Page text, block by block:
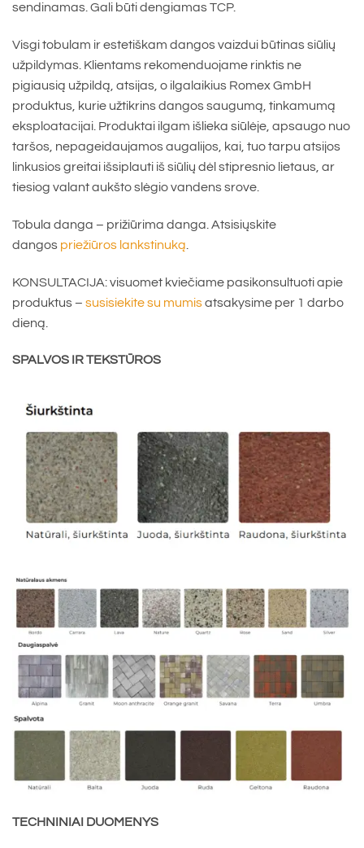
sendinamas. Gali būti dengiamas TCP.
Visgi tobulam ir estetiškam dangos vaizdui būtinas siūlių
užpildymas. Klientams rekomenduojame rinktis ne
pigiausią užpildą, atsijas, o ilgalaikius Romex GmbH
produktus, kurie užtikrins dangos saugumą, tinkamumą
eksploatacijai. Produktai ilgam išlieka siūlėje, apsaugo nuo
taršos, nepageidaujamos augalijos, kai, tuo tarpu atsijos
linkusios greitai išsiplauti iš siūlių dėl stipresnio lietaus, ar
tiesiog valant aukšto slėgio vandens srove.
Tobula danga – prižiūrima danga. Atsisiųskite
dangos priežiūros lankstinuką
KONSULTACIJA: visuomet kviečiame pasikonsultuoti apie
produktus – susisiekite su mumisatsakysime per 1 darbo
dieną.
SPALVOS IR TEKSTŪROS
TECHNINIAI DUOMENYS